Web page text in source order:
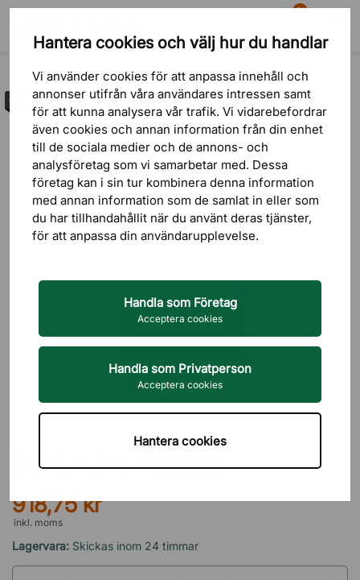
Hantera cookies och välj hur du handlar
Vi använder cookies för att anpassa innehåll och
annonser utifrån våra användares intressen samt
för att kunna analysera vår trafik. Vi vidarebefordrar
även cookies och annan information från din enhet
till de sociala medier och de annons- och
analysföretag som vi samarbetar med. Dessa
företag kan i sin tur kombinera denna information
med annan information som de samlat in eller som
du har tillhandahållit när du använt deras tjänster,
för att anpassa din användarupplevelse.
Handla som Företag
Acceptera cookies
Handla som Privatperson
Acceptera cookies
Hantera cookies
Sök
81
Varukorg Meny
Outlet
Bordsskiva i laminat
918,75 kr
inkl. moms
Lagervara: Skickas inom 24 timmar